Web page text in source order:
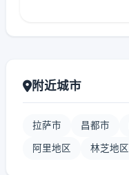
附近城市
拉萨市 昌都市
阿里地区 林芝地区